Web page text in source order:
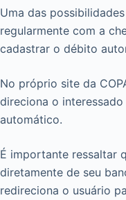
Uma das
regularmente com a
cadastrar o débito
No próprio site da
direciona o
automático.
É importante ressaltar
diretamente de seu
redireciona o usuário